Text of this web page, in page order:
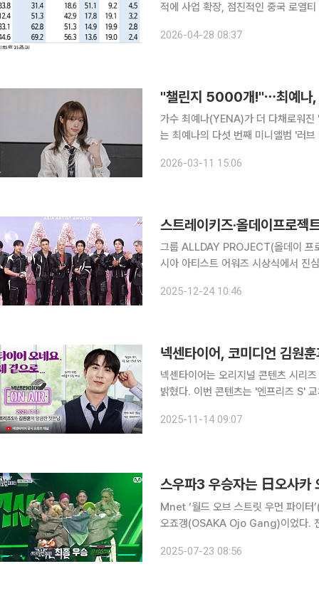
적에 사업 확장, 점진적인 중국 로열
'매수'를 유지했다. 전 거래일 종가는
2026-04-28 08:37
"챌린지 5000개!"⋯최예나,
가수 최예나(YENA)가 더 다채로워진 '예나 코어'를 선보인
는 최예나의 다섯 번째 미니앨범 '러
미니 앨범 '블루밍 윙스(Blooming
2026-03-11 15:06
스트레이키즈·올데이프로
그룹 ALLDAY PROJECT(올데이 프
시아 아티스트 어워즈 시상식에서 진심 어린 수상 소감
Asia Artist Awards 2025
2025-12-24 10:46
넥센타이어는 오리지널 콘텐츠 시리
밝혔다. 이번 콘텐츠는 '엔프리즈 S'
크 다큐멘터리예능 콘텐츠다. 광고 모
2025-11-14 09:07
스우파3 우승자는 日오사카
Mnet ‘월드 오브 스트릿 우먼 파이터
오죠갱(OSAKA Ojo Gang)이었다.
저녁 생방송으로 진행된 파이널 무대
2025-07-23 08:56